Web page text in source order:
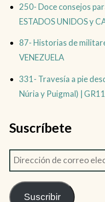
250- Doce consejos
ESTADOS UNIDOS y
87- Historias de
VENEZUELA
331- Travesía a pie
Núria y Puigmal) |
Suscríbete
Suscribir